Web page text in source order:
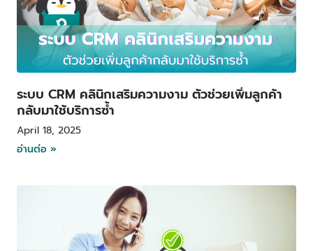
ระบบ CRM คลินิกเสริมความงาม ตัวช่วยเพิ่มลูกค้า
กลับมาใช้บริการซ้ำ
April 18, 2025
อ่านต่อ »